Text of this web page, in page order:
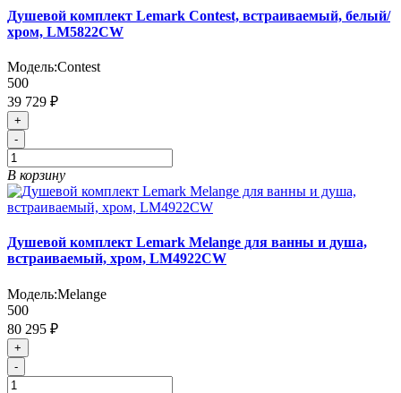
Душевой комплект Lemark Contest, встраиваемый, белый/
хром, LM5822CW
Модель:Contest
500
39 729 ₽
+
-
В корзину
Душевой комплект Lemark Melange для ванны и душа,
встраиваемый, хром, LM4922CW
Модель:Melange
500
80 295 ₽
+
-